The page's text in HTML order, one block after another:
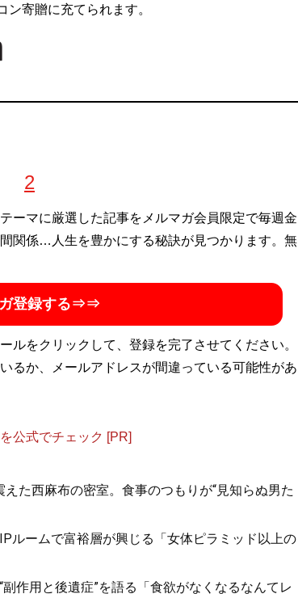
寄贈に充てられます。
2
ーマに厳選した記事をメルマガ会員限定で毎週金
関係…人生を豊かにする秘訣が見つかります。無
登録する⇒⇒
をクリックして、登録を完了させてください。
るか、メールアドレスが間違っている可能性があ
公式でチェック [PR]
た西麻布の密室。食事のつもりが“見知らぬ男た
ルームで富裕層が興じる「女体ピラミッド以上の
作用と後遺症”を語る「食欲がなくなるなんてレ